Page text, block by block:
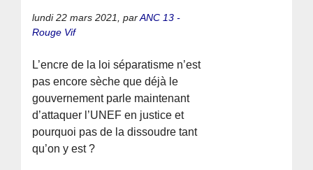
lundi 22 mars 2021 ,parANC 13 -
Rouge Vif
L’encre de la loi séparatisme n’est
pas encore sèche que déjà le
gouvernement parle maintenant
d’attaquer l’UNEF en justice et
pourquoi pas de la dissoudre tant
qu’on y est ?